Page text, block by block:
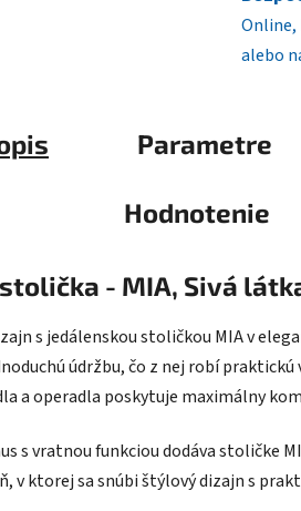
alebo
Parametre
Hodnotenie
- MIA, Sivá
s jedálenskou stoličkou MIA v
údržbu, čo z nej robí praktickú
a operadla poskytuje maximálny
s vratnou funkciou dodáva stoličke
v ktorej sa snúbi štýlový dizajn s